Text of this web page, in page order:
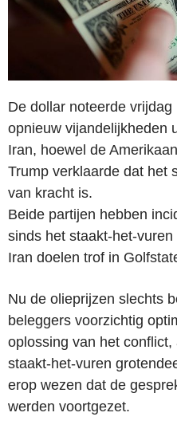
De dollar noteerde
opnieuw vijandelijkheden
Iran, hoewel de
Trump verklaarde dat het
van kracht is.
Beide partijen hebben
sinds het staakt-het-
Iran doelen trof in
Nu de olieprijzen slechts
beleggers voorzichtig
oplossing van het
staakt-het-vuren
erop wezen dat de
werden voortgezet.